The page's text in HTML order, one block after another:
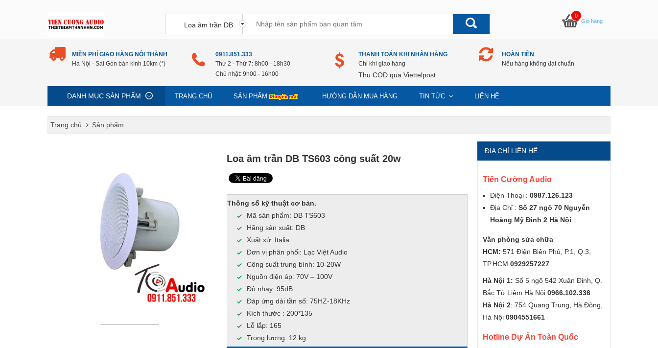
0
Giỏ hàng
MIỄN PHÍ GIAO HÀNG NỘI THÀNH
Hà Nội - Sài Gòn bán kính 10km (*)
0911.851.333
Thứ 2 - Thứ 7: 8h00 - 18h30
Chủ nhật: 9h00 - 16h00
THANH TOÁN KHI NHẬN HÀNG
Chỉ khi giao hàng
Thu COD qua Viettelpost
HOÀN TIỀN
Nếu hàng không đạt chuẩn
DANH MỤC SẢN PHẨM TRANG CHỦ SẢN PHẨM HƯỚNG DẪN MUA HÀNG TIN TỨC LIÊN HỆ
Trang chủ Sản phẩm
Loa âm trần DB TS603 công suất 20w
Thông số kỹ thuật cơ bản.
Mã sản phẩm: DB TS603
Hãng sản xuất: DB
Xuất xứ: Italia
Đơn vị phân phối: Lạc Việt Audio
Công suất trung bình: 10-20W
Nguồn điện áp: 70V – 100V
Độ nhạy: 95dB
Đáp ứng dải tần số: 75HZ-18KHz
Kích thước : 200*135
Lỗ lắp: 165
Trọng lượng: 12 kg
ĐỊA CHỈ LIÊN HỆ
Tiến Cường Audio
Điện Thoại : 0987.126.123
Địa Chỉ : Số 27 ngõ 70 Nguyễn
Hoàng Mỹ Đình 2 Hà Nội
Văn phòng sửa chữa
HCM: 571 Điện Biên Phủ, P.1, Q.3,
TP.HCM 0929257227
Hà Nội 1: Số 5 ngõ 542 Xuân Đỉnh, Q.
Bắc Từ Liêm Hà Nội 0966.102.336
Hà Nội 2: 754 Quang Trung, Hà Đông,
Hà Nội 0904551661
Hotline Dự Án Toàn Quốc